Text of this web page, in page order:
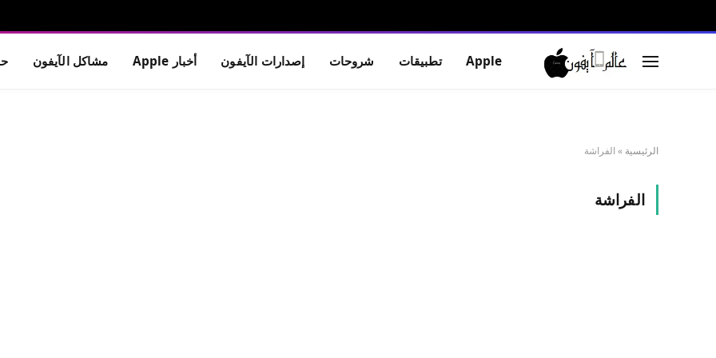
Apple تطبيقات شروحات إصدارات الآيفون أخبار Apple مشاكل الآيفون
الرئيسية » الفراشة
الفراشة